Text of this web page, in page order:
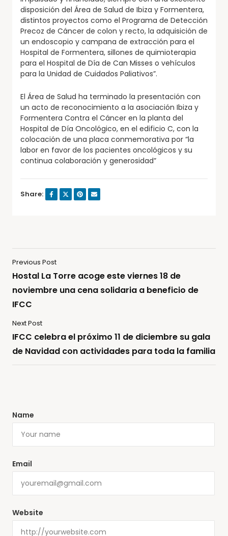
disposición del Área de Salud de Ibiza y Formentera,
distintos proyectos como el Programa de Detección
Precoz de Cáncer de colon y recto, la adquisición de
un endoscopio y campana de extracción para el
Hospital de Formentera, sillones de quimioterapia
para el Hospital de Día de Can Misses o vehículos
para la Unidad de Cuidados Paliativos”.
El Área de Salud ha terminado la presentación con
un acto de reconocimiento a la asociación Ibiza y
Formentera Contra el Cáncer en la planta del
Hospital de Día Oncológico, en el edificio C, con la
colocación de una placa conmemorativa por “la
labor en favor de los pacientes oncológicos y su
continua colaboración y generosidad”
Share:
Previous Post
Hostal La Torre acoge este viernes 18 de
noviembre una cena solidaria a beneficio de
IFCC
Next Post
IFCC celebra el próximo 11 de diciembre su gala
de Navidad con actividades para toda la familia
Name
Email
Website